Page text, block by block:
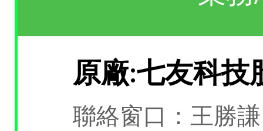
原廠:七友科技
聯絡窗口：王勝謙